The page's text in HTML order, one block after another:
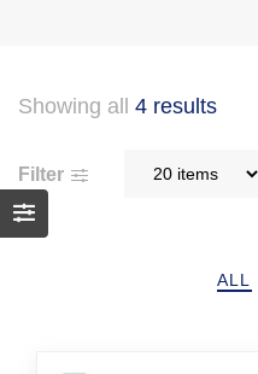
Showing all 4 results
Filter
ALL